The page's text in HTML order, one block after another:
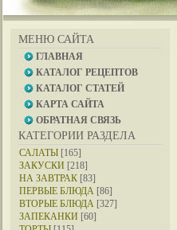
МЕНЮ САЙТА
ГЛАВНАЯ
КАТАЛОГ РЕЦЕПТОВ
КАТАЛОГ СТАТЕЙ
КАРТА САЙТА
ОБРАТНАЯ СВЯЗЬ
КАТЕГОРИИ РАЗДЕЛА
САЛАТЫ [165]
ЗАКУСКИ [218]
НА ЗАВТРАК [83]
ПЕРВЫЕ БЛЮДА [86]
ВТОРЫЕ БЛЮДА [327]
ЗАПЕКАНКИ [60]